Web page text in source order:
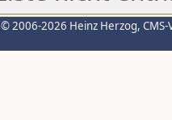
© 2006-2026 Heinz Herzog,